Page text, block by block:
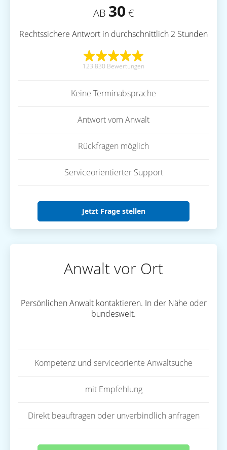
AB 30 €
Rechtssichere Antwort in durchschnittlich 2 Stunden
123.830 Bewertungen
Keine Terminabsprache
Antwort vom Anwalt
Rückfragen möglich
Serviceorientierter Support
Jetzt Frage stellen
Anwalt vor Ort
Persönlichen Anwalt kontaktieren. In der Nähe oder
bundesweit.
Kompetenz und serviceoriente Anwaltsuche
mit Empfehlung
Direkt beauftragen oder unverbindlich anfragen